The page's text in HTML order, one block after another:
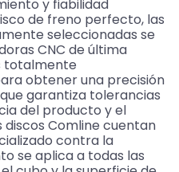
y fiabilidad
de freno perfecto, las
seleccionadas se
CNC de última
totalmente
obtener una precisión
garantiza tolerancias
del producto y el
Comline cuentan
contra la
se aplica a todas las